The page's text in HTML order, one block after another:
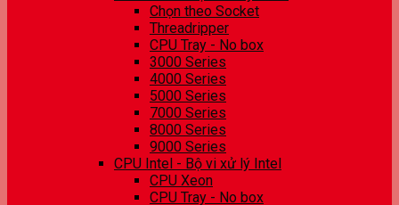
Chọn theo Socket
Threadripper
CPU Tray - No box
3000 Series
4000 Series
5000 Series
7000 Series
8000 Series
9000 Series
CPU Intel - Bộ vi xử lý Intel
CPU Xeon
CPU Tray - No box